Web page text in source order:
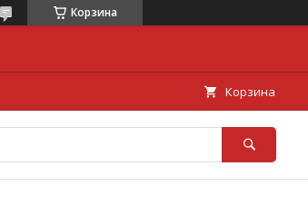
Корзина
Корзина